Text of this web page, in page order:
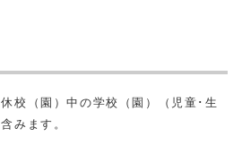
校（園）中の学校（園）（児童･生
みます。